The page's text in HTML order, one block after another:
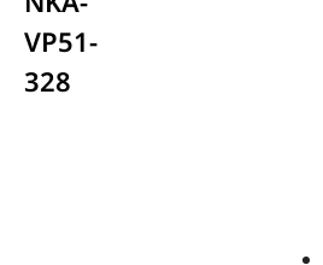
VP51-
328